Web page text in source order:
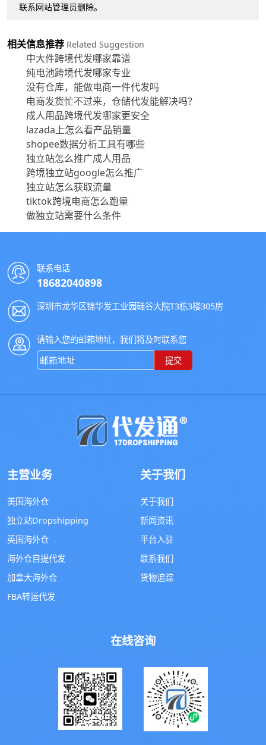
联系网站管理员删除。
相关信息推荐 Related Suggestion
中大件跨境代发哪家靠谱
纯电池跨境代发哪家专业
没有仓库，能做电商一件代发吗
电商发货忙不过来，仓储代发能解决吗？
成人用品跨境代发哪家更安全
lazada上怎么看产品销量
shopee数据分析工具有哪些
独立站怎么推广成人用品
跨境独立站google怎么推广
独立站怎么获取流量
tiktok跨境电商怎么跑量
做独立站需要什么条件
联系电话
18682040898
深圳市龙华区锦华发工业园硅谷大院T3栋3楼305房
请输入您的邮箱地址，我们将及时联系您
提交
主营业务
美国海外仓
独立站Dropshipping
英国海外仓
海外仓自提代发
加拿大海外仓
FBA转运代发
关于我们
关于我们
新闻资讯
平台入驻
联系我们
货物追踪
在线咨询